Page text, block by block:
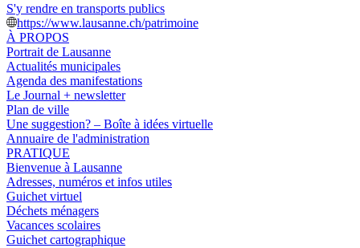
S'y rendre en transports publics
https://www.lausanne.ch/patrimoine
À PROPOS
Portrait de Lausanne
Actualités municipales
Agenda des manifestations
Le Journal + newsletter
Plan de ville
Une suggestion? – Boîte à idées virtuelle
Annuaire de l'administration
PRATIQUE
Bienvenue à Lausanne
Adresses, numéros et infos utiles
Guichet virtuel
Déchets ménagers
Vacances scolaires
Guichet cartographique